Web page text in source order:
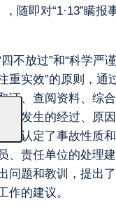
，随即对“1·13”瞒报
不放过”和“科学严
重实效”的原则，通
证、查阅资料、综
故发生的经过、原
，认定了事故性质
、责任单位的处理
问题和教训，提出
作的建议。